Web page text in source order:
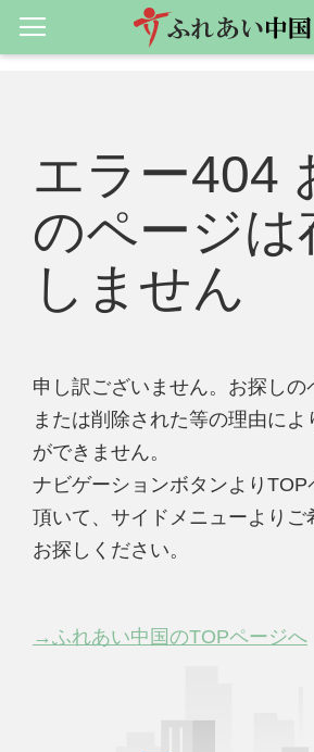
エラー404
のページは
しません
申し訳ございません。お探しの
または削除された等の理由によ
ができません。
ナビゲーションボタンよりTOP
頂いて、サイドメニューよりご
お探しください。
→ふれあい中国のTOPページへ